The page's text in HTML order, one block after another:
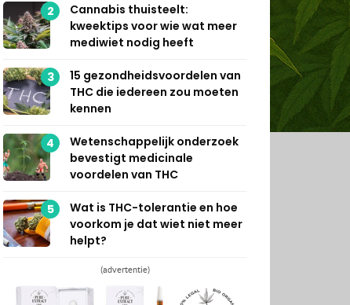
2
Cannabis thuisteelt:
kweektips voor wie wat meer
mediwiet nodig heeft
3
15 gezondheidsvoordelen van
THC die iedereen zou moeten
kennen
4
Wetenschappelijk onderzoek
bevestigt medicinale
voordelen van THC
5
Wat is THC-tolerantie en hoe
voorkom je dat wiet niet meer
helpt?
(advertentie)